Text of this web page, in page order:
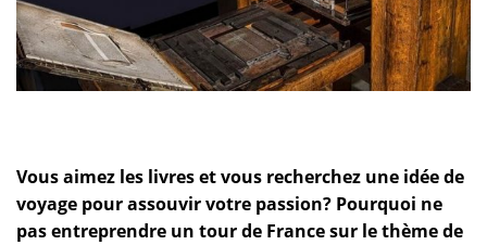
Vous aimez les livres et vous recherchez une idée de
voyage pour assouvir votre passion? Pourquoi ne
pas entreprendre un tour de France sur le thème de